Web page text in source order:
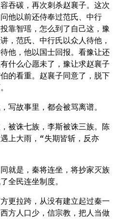
吞碳，再次刺杀赵襄子。这次
他以前还侍奉过范氏、中行
靠智瑶，怎么到了自己这，豫
，范氏、中行氏以众人待他，
他，他以国士回报。看豫让还
什么心愿未了，豫让求赵襄子
的看重。赵襄子同意了，脱下
写故事里，都会被骂离谱。
被诛七族，李斯被诛三族。陈
上大雨，“失期皆斩，反亦
就是，秦将连坐，将抄家灭族
全民连坐制度。
更拉跨，从没有建立起过秦一
方人口少，信宗教，把人当做